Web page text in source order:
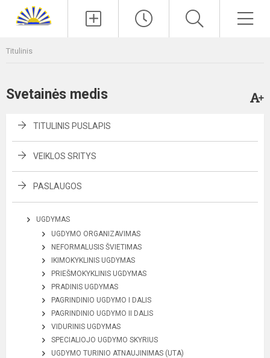
Titulinis
Svetainės medis
TITULINIS PUSLAPIS
VEIKLOS SRITYS
PASLAUGOS
UGDYMAS
UGDYMO ORGANIZAVIMAS
NEFORMALUSIS ŠVIETIMAS
IKIMOKYKLINIS UGDYMAS
PRIEŠMOKYKLINIS UGDYMAS
PRADINIS UGDYMAS
PAGRINDINIO UGDYMO I DALIS
PAGRINDINIO UGDYMO II DALIS
VIDURINIS UGDYMAS
SPECIALIOJO UGDYMO SKYRIUS
UGDYMO TURINIO ATNAUJINIMAS (UTA)